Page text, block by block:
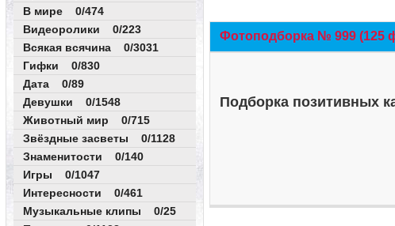
В мире 0/474
Видеоролики 0/223
Всякая всячина 0/3031
Гифки 0/830
Дата 0/89
Девушки 0/1548
Животный мир 0/715
Звёздные засветы 0/1128
Знаменитости 0/140
Игры 0/1047
Интересности 0/461
Музыкальные клипы 0/25
Фотоподборка № 999 (125
Подборка позитивных